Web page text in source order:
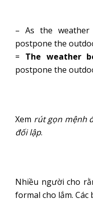
– As the
postpone the
= The weather
postpone the
Xem rút gọn mệnh
đối lập.
Nhiều người cho
formal cho lắm.